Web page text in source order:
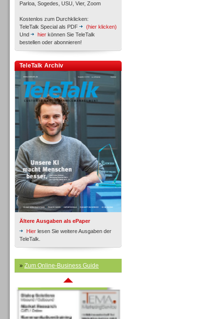
Parloa, Sogedes, USU, Vier, Zoom
Kostenlos zum Durchklicken:
TeleTalk Special als PDF
(hier klicken)
Und
hier können Sie TeleTalk
bestellen oder abonnieren!
TeleTalk Archiv
Ältere Ausgaben als ePaper
Hier lesen Sie weitere Ausgaben der
TeleTalk.
» Zum Online-Business Guide
Inbound
Inbound
Inbound